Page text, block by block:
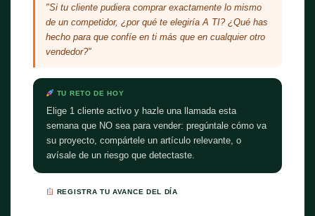
"Si tu cliente pudiera comprar exactamente lo mismo
de un competidor, ¿por qué te elegiría A TI? ¿Qué has
hecho para que confíe en ti más que en cualquier otro
vendedor?"
TU RETO DE HOY
Elige 1 cliente activo y hazle una llamada esta
semana que NO sea para vender: pregúntale cómo va
su proyecto, compártele un artículo relevante, o
avísale de un riesgo que detectaste.
REGISTRA TU AVANCE DEL DÍA